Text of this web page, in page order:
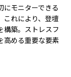
にモニターできる
これにより、登壇
構築。ストレスフ
高める重要な要素